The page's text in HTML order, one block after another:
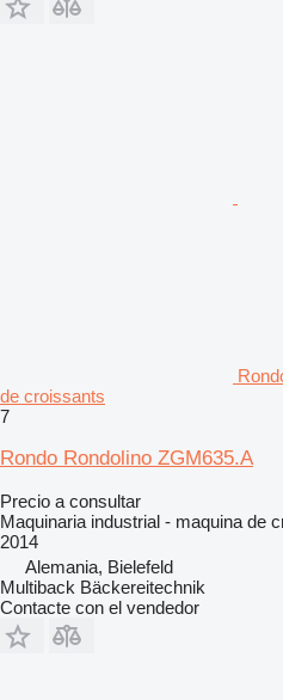
de croissants
7
Rondo Rondolino ZGM635.A
Precio a consultar
Maquinaria industrial - maquina de
2014
Alemania, Bielefeld
Multiback Bäckereitechnik
Contacte con el vendedor